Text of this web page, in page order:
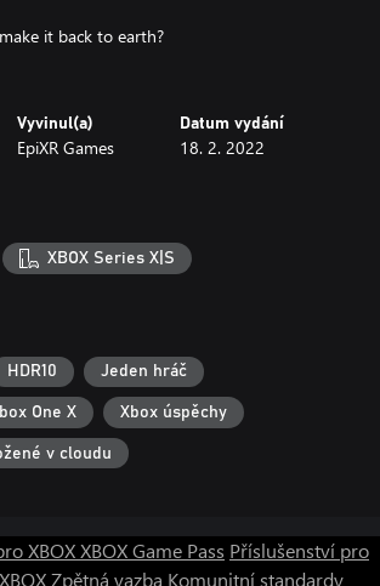
it back to earth?
Vyvinul(a)
EpiXR Games
Datum vydání
18. 2. 2022
XBOX Series X|S
HDR10 Jeden hráč
One X Xbox úspěchy
v cloudu
XBOXXBOX Game Pass Příslušenství pro
Zpětná vazba Komunitní standardy